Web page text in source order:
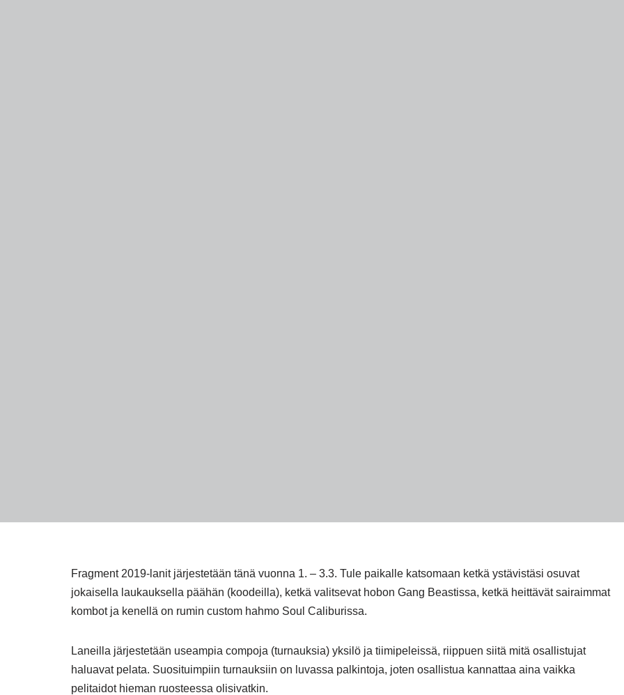
Fragment 2019-lanit järjestetään tänä vuonna 1. – 3.3. Tule paikalle katsomaan ketkä ystävistäsi osuvat
jokaisella laukauksella päähän (koodeilla), ketkä valitsevat hobon Gang Beastissa, ketkä heittävät sairaimmat
kombot ja kenellä on rumin custom hahmo Soul Caliburissa.
Laneilla järjestetään useampia compoja (turnauksia) yksilö ja tiimipeleissä, riippuen siitä mitä osallistujat
haluavat pelata. Suosituimpiin turnauksiin on luvassa palkintoja, joten osallistua kannattaa aina vaikka
pelitaidot hieman ruosteessa olisivatkin.